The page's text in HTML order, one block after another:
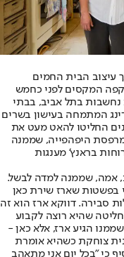
עיצוב הבית החמים
המקסים לפני כחמש
בתל אביב, בבתי
המתמחה בעישון בשרים
החליטו להאט מעט את
היפהפייה, שממנה
בראנץ' מענגות
אמה, שממנה למדה לבשל.
בפשטות שארז שירת כאן
סבירה. דווקא ארז הוא זה
שהיא רוצה לקבוע
הגיע ארז, אלא כאן -
צוחקת כשהיא אומרת
כי "בכל יום אני מתאהב